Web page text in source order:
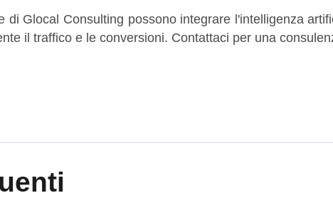
di Glocal Consulting possono integrare l'intelligenza
il traffico e le conversioni. Contattaci per una